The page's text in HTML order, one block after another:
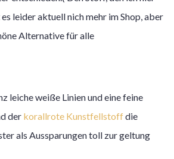
leider aktuell nich mehr im Shop, aber
Alternative für alle
leiche weiße Linien und eine feine
der korallrote Kunstfellstoffdie
als Aussparungen toll zur geltung